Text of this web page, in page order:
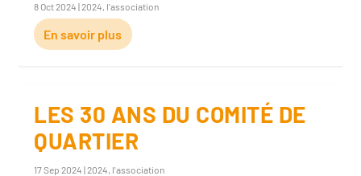
8 Oct 2024 |2024, l'association
En savoir plus
LES 30 ANS DU COMITÉ DE
QUARTIER
17 Sep 2024 |2024, l'association